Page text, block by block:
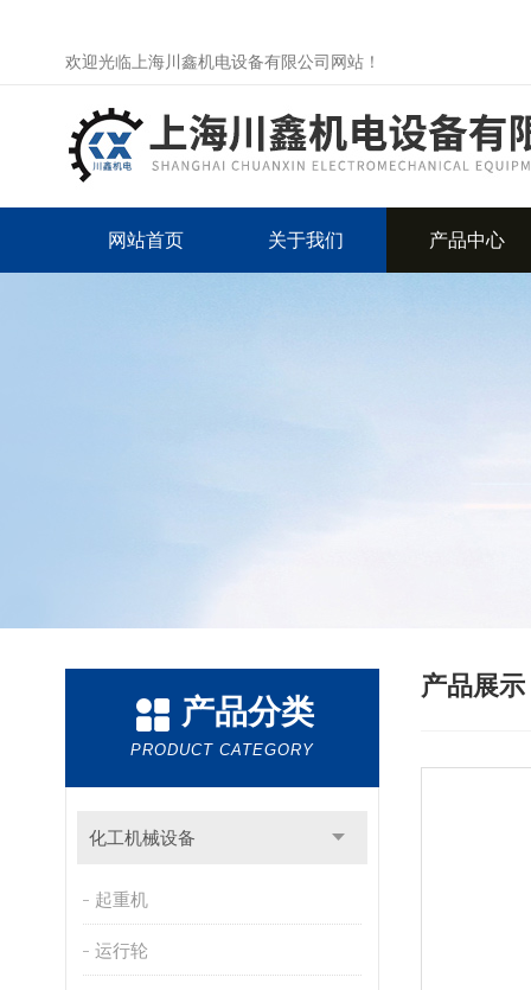
欢迎光临上海川鑫机电设备有限公司网站！
网站首页 关于我们 产品中心
产品分类
PRODUCT CATEGORY
化工机械设备
起重机
运行轮
产品展示